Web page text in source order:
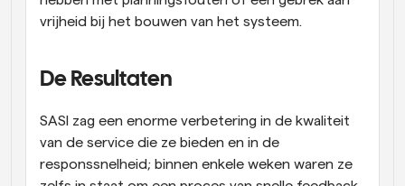
vrijheid bij het bouwen van het systeem.
De Resultaten
SASI zag een enorme verbetering in de kwaliteit
van de service die ze bieden en in de
responssnelheid; binnen enkele weken waren ze